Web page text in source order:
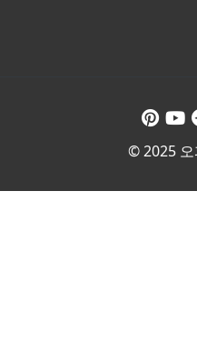
© 2025 오